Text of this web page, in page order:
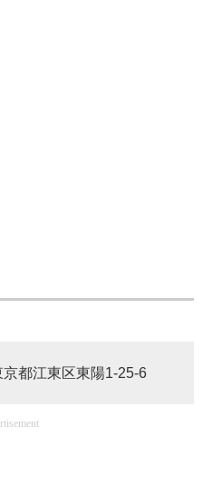
京都江東区東陽1-25-6